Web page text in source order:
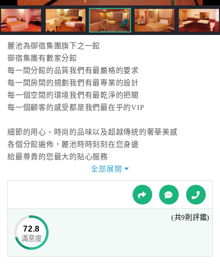
跟
飯
店
訂
房
HOT
特
色
宿
球
網
麗池為御宿集團旗下之一館
御宿集團有數家分館
每一間分館的品質我們有最嚴格的要求
每一間房間的規劃我們有最專業的設計
每一個空間的環境我們有最乾淨的把關
每一個顧客的感受都是我們最在乎的VIP
細節的用心、時尚的品味以及超越傳統的奢華美感
各個分館遍佈，麗池時時刻刻在您身邊
給最尊貴的您最大的貼心服務
麗池讓愛情永不褪色
全部展開
72.8
滿意度
(共9則評鑑)